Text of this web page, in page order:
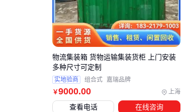
￥9000.00 上海
物流集装箱 货物运输集装货柜 上门安装
多种尺寸可定制
实地验商 组合式 嘉瑞品牌
查看电话 在线咨询